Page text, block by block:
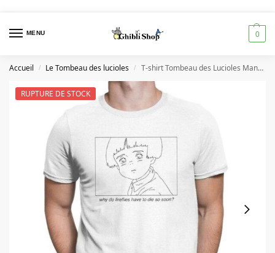
MENU 0
Accueil / Le Tombeau des lucioles / T-shirt Tombeau des Lucioles Manga
RUPTURE DE STOCK